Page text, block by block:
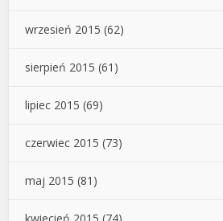
wrzesień 2015 (62)
sierpień 2015 (61)
lipiec 2015 (69)
czerwiec 2015 (73)
maj 2015 (81)
kwiecień 2015 (74)